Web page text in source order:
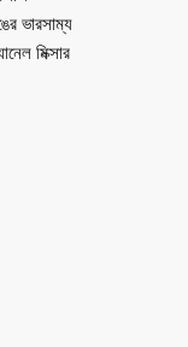
ভারসাম্য
মিক্সার